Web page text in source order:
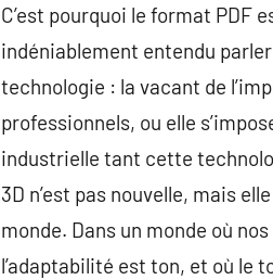
C’est pourquoi le format PDF
indéniablement entendu
technologie : la vacant de
professionnels, ou elle
industrielle tant cette
3D n’est pas nouvelle, mais
monde. Dans un monde où
l’adaptabilité est ton, et où le